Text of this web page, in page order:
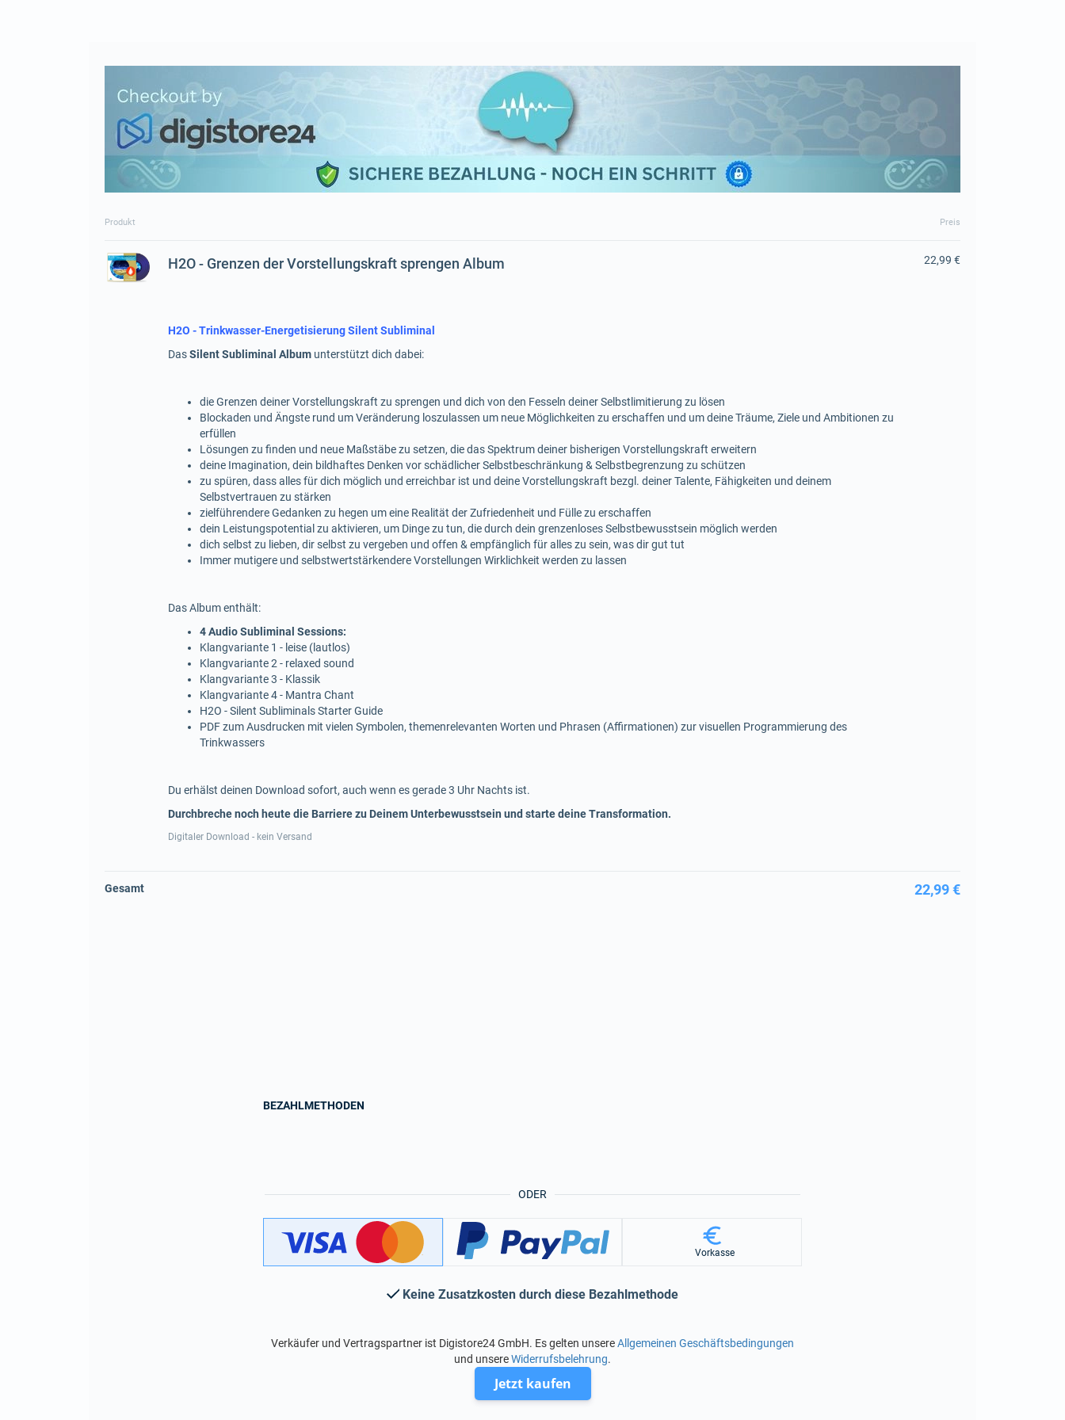
Produkt Preis
H2O - Grenzen der Vorstellungskraft sprengen Album
H2O - Trinkwasser-Energetisierung Silent Subliminal
DasSilent Subliminal Album unterstützt dich dabei:
die Grenzen deiner Vorstellungskraft zu sprengen und dich von den Fesseln deiner Selbstlimitierung zu lösen
Blockaden und Ängste rund um Veränderung loszulassen um neue Möglichkeiten zu erschaffen und um deine Träume, Ziele und Ambitionen zu
erfüllen
Lösungen zu finden und neue Maßstäbe zu setzen, die das Spektrum deiner bisherigen Vorstellungskraft erweitern
deine Imagination, dein bildhaftes Denken vor schädlicher Selbstbeschränkung & Selbstbegrenzung zu schützen
zu spüren, dass alles für dich möglich und erreichbar ist und deine Vorstellungskraft bezgl. deiner Talente, Fähigkeiten und deinem
Selbstvertrauen zu stärken
zielführendere Gedanken zu hegen um eine Realität der Zufriedenheit und Fülle zu erschaffen
dein Leistungspotential zu aktivieren, um Dinge zu tun, die durch dein grenzenloses Selbstbewusstsein möglich werden
dich selbst zu lieben, dir selbst zu vergeben und offen & empfänglich für alles zu sein, was dir gut tut
Immer mutigere und selbstwertstärkendere Vorstellungen Wirklichkeit werden zu lassen
Das Album enthält:
4 Audio Subliminal Sessions:
Klangvariante 1 - leise (lautlos)
Klangvariante 2 - relaxed sound
Klangvariante 3 - Klassik
Klangvariante 4 - Mantra Chant
H2O - Silent Subliminals Starter Guide
PDF zum Ausdrucken mit vielen Symbolen, themenrelevanten Worten und Phrasen (Affirmationen) zur visuellen Programmierung des
Trinkwassers
Du erhälst deinen Download sofort, auch wenn es gerade 3 Uhr Nachts ist.
Durchbreche noch heute die Barriere zu Deinem Unterbewusstsein und starte deine Transformation.
Digitaler Download - kein Versand
22,99 €
Gesamt 22,99 €
ODER
BEZAHLMETHODEN
Vorkasse
Keine Zusatzkosten durch diese Bezahlmethode
Verkäufer und Vertragspartner ist Digistore24 GmbH. Es gelten unsereAllgemeinen Geschäftsbedingungen
und unsereWiderrufsbelehrung.
Jetzt kaufen